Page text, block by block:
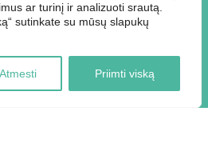
ar turinį ir analizuoti srautą.
sutinkate su mūsų slapukų
Atmesti Priimti viską
viešoji biblioteka,
Draugystės g. 2, LT-26110
80 788, el.p.:
Juridinių asmenų registre,
188207697.